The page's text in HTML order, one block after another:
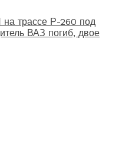
трассе Р-260 под
ВАЗ погиб, двое